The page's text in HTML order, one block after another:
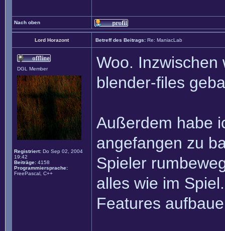
Nach oben
Lord Horazont Betreff des Beitrags: Re: ManiacLab
DGL Member
Registriert: Do Sep 02, 2004
19:42
Beiträge: 4158
Programmiersprache:
FreePascal, C++
Woo. Inzwischen
blender-files
Außerdem habe
angefangen zu
Spieler
alles wie im
Features